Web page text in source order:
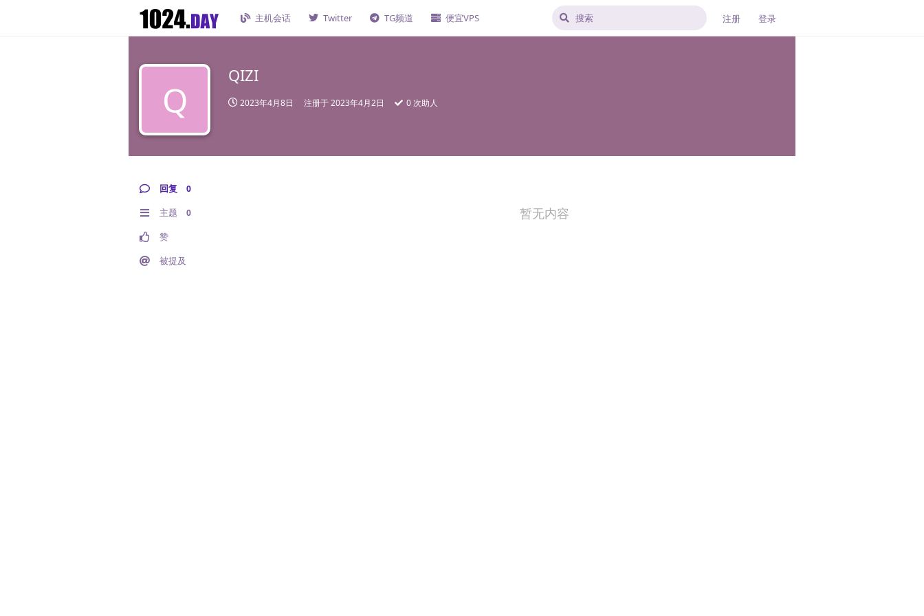
主机会话 Twitter TG频道 便宜VPS 注册 登录
Q
QIZI
2023年4月8日 注册于2023年4月2日 0 次助人
回复 0
主题 0
赞
被提及
暂无内容